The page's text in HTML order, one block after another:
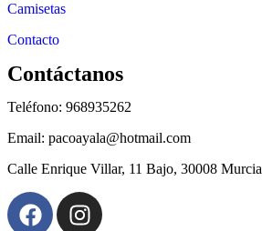
Camisetas
Contacto
Contáctanos
Teléfono: 968935262
Email: pacoayala@hotmail.com
Calle Enrique Villar, 11 Bajo, 30008 Murcia